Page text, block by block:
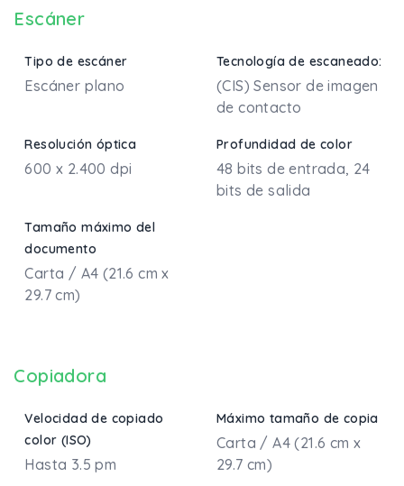
Escáner
Tipo de escáner
Escáner plano
Tecnología de escaneado:
(CIS) Sensor de imagen
de contacto
Resolución óptica
600 x 2.400 dpi
Profundidad de color
48 bits de entrada, 24
bits de salida
Tamaño máximo del
documento
Carta / A4 (21.6 cm x
29.7 cm)
Copiadora
Velocidad de copiado
color (ISO)
Hasta 3.5 pm
Máximo tamaño de copia
Carta / A4 (21.6 cm x
29.7 cm)